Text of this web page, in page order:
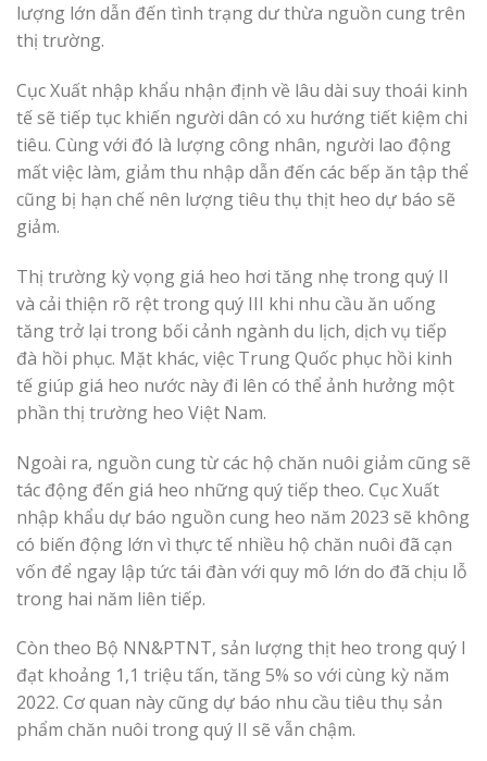
lượng lớn dẫn đến tình trạng dư thừa nguồn cung trên
thị trường.
Cục Xuất nhập khẩu nhận định về lâu dài suy thoái kinh
tế sẽ tiếp tục khiến người dân có xu hướng tiết kiệm chi
tiêu. Cùng với đó là lượng công nhân, người lao động
mất việc làm, giảm thu nhập dẫn đến các bếp ăn tập thể
cũng bị hạn chế nên lượng tiêu thụ thịt heo dự báo sẽ
giảm.
Thị trường kỳ vọng giá heo hơi tăng nhẹ trong quý II
và cải thiện rõ rệt trong quý III khi nhu cầu ăn uống
tăng trở lại trong bối cảnh ngành du lịch, dịch vụ tiếp
đà hồi phục. Mặt khác, việc Trung Quốc phục hồi kinh
tế giúp giá heo nước này đi lên có thể ảnh hưởng một
phần thị trường heo Việt Nam.
Ngoài ra, nguồn cung từ các hộ chăn nuôi giảm cũng sẽ
tác động đến giá heo những quý tiếp theo. Cục Xuất
nhập khẩu dự báo nguồn cung heo năm 2023 sẽ không
có biến động lớn vì thực tế nhiều hộ chăn nuôi đã cạn
vốn để ngay lập tức tái đàn với quy mô lớn do đã chịu lỗ
trong hai năm liên tiếp.
Còn theo Bộ NN&PTNT, sản lượng thịt heo trong quý I
đạt khoảng 1,1 triệu tấn, tăng 5% so với cùng kỳ năm
2022. Cơ quan này cũng dự báo nhu cầu tiêu thụ sản
phẩm chăn nuôi trong quý II sẽ vẫn chậm.